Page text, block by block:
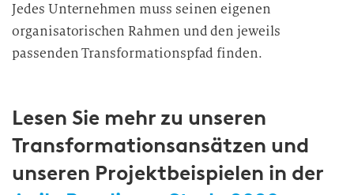
Jedes Unternehmen muss seinen eigenen
organisatorischen Rahmen und den jeweils
passenden Transformationspfad finden.
Lesen Sie mehr zu unseren
Transformationsansätzen und
unseren Projektbeispielen in der